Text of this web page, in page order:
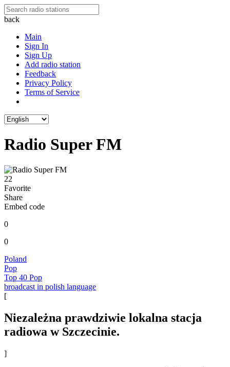
back
Main
Sign In
Sign Up
Add radio station
Feedback
Privacy Policy
Terms of Service
Radio Super FM
22
Favorite
Share
Embed code
0
0
Poland
Pop
Top 40 Pop
broadcast in polish language
[
Niezależna prawdziwie lokalna stacja
radiowa w Szczecinie.
]